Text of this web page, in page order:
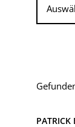
PATRICK